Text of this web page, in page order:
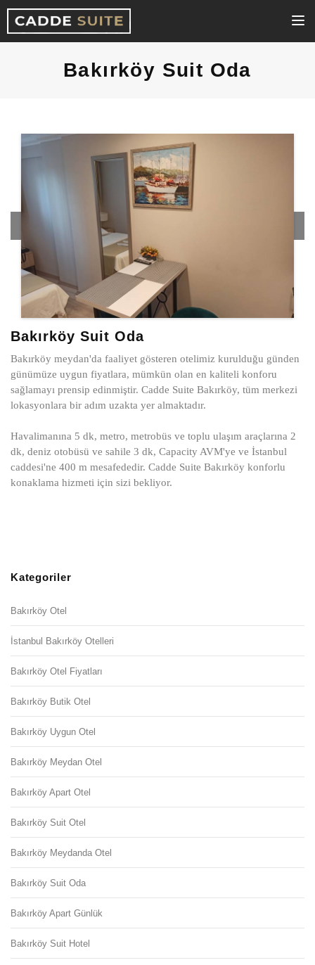
Bakırköy Suit Oda
Bakırköy Suit Oda
Bakırköy meydan'da faaliyet gösteren otelimiz kurulduğu günden
günümüze uygun fiyatlara, mümkün olan en kaliteli konforu
sağlamayı prensip edinmiştir. Cadde Suite Bakırköy, tüm merkezi
lokasyonlara bir adım uzakta yer almaktadır.
Havalimanına 5 dk, metro, metrobüs ve toplu ulaşım araçlarına 2
dk, deniz otobüsü ve sahile 3 dk, Capacity AVM'ye ve İstanbul
caddesi'ne 400 m mesafededir. Cadde Suite Bakırköy konforlu
konaklama hizmeti için sizi bekliyor.
Kategoriler
Bakırköy Otel
İstanbul Bakırköy Otelleri
Bakırköy Otel Fiyatları
Bakırköy Butik Otel
Bakırköy Uygun Otel
Bakırköy Meydan Otel
Bakırköy Apart Otel
Bakırköy Suit Otel
Bakırköy Meydanda Otel
Bakırköy Suit Oda
Bakırköy Apart Günlük
Bakırköy Suit Hotel